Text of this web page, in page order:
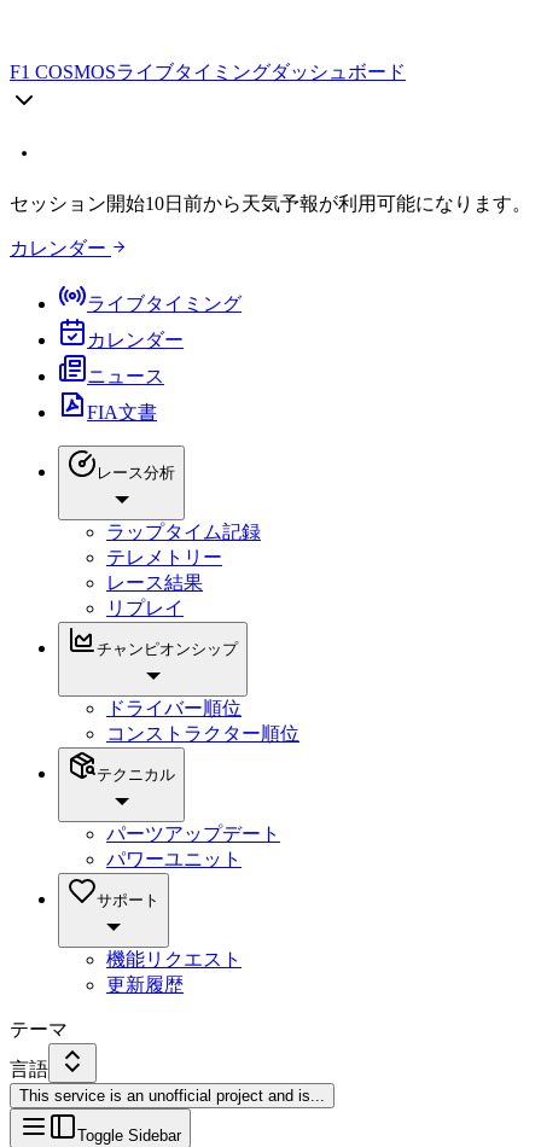
F1 COSMOSライブタイミングダッシュボード
セッション開始10日前から天気予報が利用可能になります。
カレンダー
ライブタイミング
カレンダー
ニュース
FIA文書
レース分析
ラップタイム記録
テレメトリー
レース結果
リプレイ
チャンピオンシップ
ドライバー順位
コンストラクター順位
テクニカル
パーツアップデート
パワーユニット
サポート
機能リクエスト
更新履歴
テーマ
言語
This service is an unofficial project and is...
Toggle Sidebar